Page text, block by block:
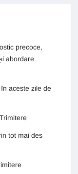
precoce,
abordare
aceste zile de
tot mai des